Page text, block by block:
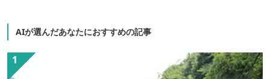
AIが選んだあなたにおすすめの記事